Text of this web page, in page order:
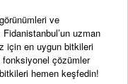
ve
Fidanistanbul’un uzman
için en uygun bitkileri
çözümler
hemen keşfedin!